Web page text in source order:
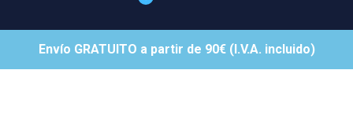
Envío GRATUITO a partir de 90€ (I.V.A. incluido)